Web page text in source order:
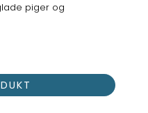
piger og